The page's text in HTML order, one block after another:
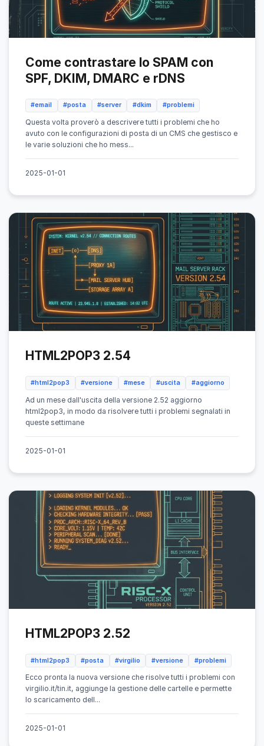
Come contrastare lo SPAM con
SPF, DKIM, DMARC e rDNS
#email #posta #server #dkim #problemi
Questa volta proverò a descrivere tutti i problemi che ho
avuto con le configurazioni di posta di un CMS che gestisco e
le varie soluzioni che ho mess...
2025-01-01
HTML2POP3 2.54
#html2pop3 #versione #mese #uscita #aggiorno
Ad un mese dall'uscita della versione 2.52 aggiorno
html2pop3, in modo da risolvere tutti i problemi segnalati in
queste settimane
2025-01-01
HTML2POP3 2.52
#html2pop3 #posta #virgilio #versione #problemi
Ecco pronta la nuova versione che risolve tutti i problemi con
virgilio.it/tin.it, aggiunge la gestione delle cartelle e permette
lo scaricamento dell...
2025-01-01